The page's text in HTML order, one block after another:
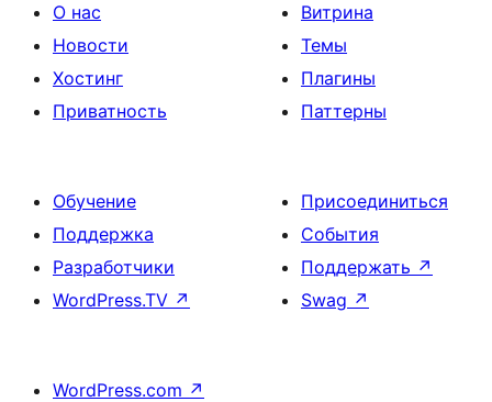
О нас
Новости
Хостинг
Приватность
Витрина
Темы
Плагины
Паттерны
Обучение
Поддержка
Разработчики
WordPress.TV ↗
Присоединиться
События
Поддержать ↗
Swag ↗
WordPress.com ↗